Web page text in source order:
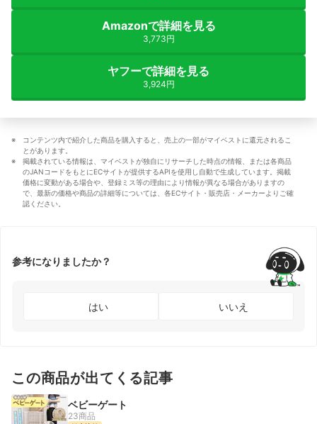
Amazonで詳細を見る
3,773円
ヤフーで詳細を見る
3,924円
コンテンツ内で紹介した商品を購入すると、売上の一部がマイベストに還元されるこ
とがあります。
掲載されている情報は、マイベストが独自にリサーチした時点の情報、または各商品
のJANコードをもとにECサイトが提供するAPIを使用し自動で生成しています。掲載
価格に変動がある場合や、登録ミス等の理由により情報が異なる場合がありますの
で、最新の価格や商品の詳細等については、各ECサイト・販売店・メーカーよりご確
認ください。
参考になりましたか？
はい いいえ
この商品が出てくる記事
ベビーゲート
23商品